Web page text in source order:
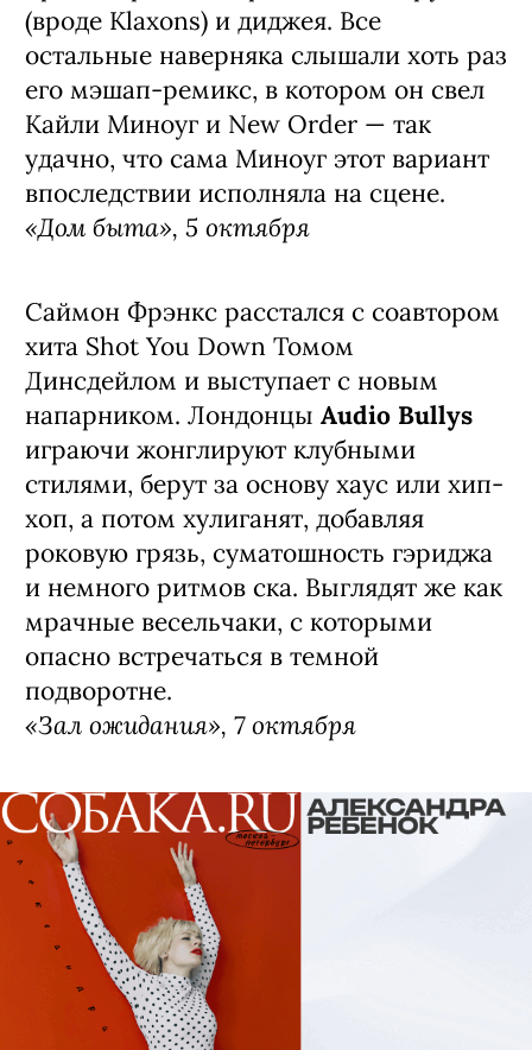
(вроде Klaxons) и диджея. Все
остальные наверняка слышали хоть раз
его мэшап-ремикс, в котором он свел
Кайли Миноуг и New Order — так
удачно, что сама Миноуг этот вариант
впоследствии исполняла на сцене.
«Дом быта», 5 октября
Саймон Фрэнкс расстался с соавтором
хита Shot You Down Томом
Динсдейлом и выступает с новым
напарником. Лондонцы Audio Bullys
играючи жонглируют клубными
стилями, берут за основу хаус или хип-
хоп, а потом хулиганят, добавляя
роковую грязь, суматошность гэриджа
и немного ритмов ска. Выглядят же как
мрачные весельчаки, с которыми
опасно встречаться в темной
подворотне.
«Зал ожидания», 7 октября